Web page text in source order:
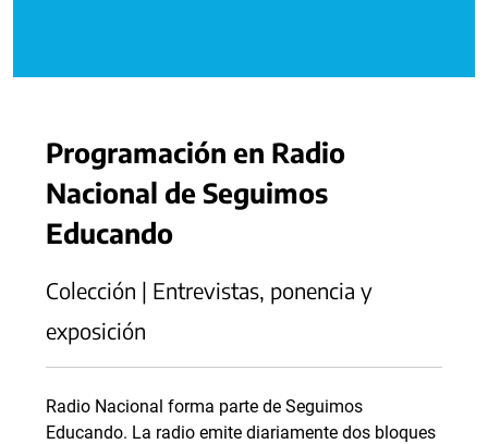
Programación en Radio
Nacional de Seguimos
Educando
Colección | Entrevistas, ponencia y
exposición
Radio Nacional forma parte de Seguimos
Educando. La radio emite diariamente dos bloques